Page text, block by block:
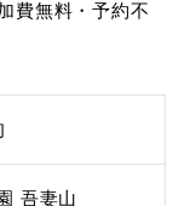
費無料・予約不
吾妻山